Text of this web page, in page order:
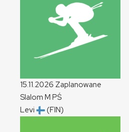
15.11.2026 Zaplanowane
Slalom M PŚ
Levi
(FIN)